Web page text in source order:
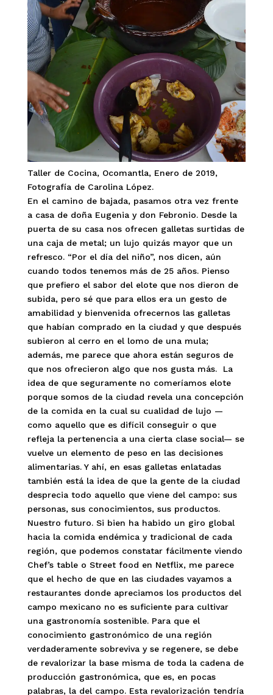
Taller de Cocina, Ocomantla, Enero de 2019,
Fotografía de Carolina López.
En el camino de bajada, pasamos otra vez frente
a casa de doña Eugenia y don Febronio. Desde la
puerta de su casa nos ofrecen galletas surtidas de
una caja de metal; un lujo quizás mayor que un
refresco. “Por el día del niño”, nos dicen, aún
cuando todos tenemos más de 25 años. Pienso
que prefiero el sabor del elote que nos dieron de
subida, pero sé que para ellos era un gesto de
amabilidad y bienvenida ofrecernos las galletas
que habían comprado en la ciudad y que después
subieron al cerro en el lomo de una mula;
además, me parece que ahora están seguros de
que nos ofrecieron algo que nos gusta más. La
idea de que seguramente no comeríamos elote
porque somos de la ciudad revela una concepción
de la comida en la cual su cualidad de lujo —
como aquello que es difícil conseguir o que
refleja la pertenencia a una cierta clase social— se
vuelve un elemento de peso en las decisiones
alimentarias. Y ahí, en esas galletas enlatadas
también está la idea de que la gente de la ciudad
desprecia todo aquello que viene del campo: sus
personas, sus conocimientos, sus productos.
Nuestro futuro. Si bien ha habido un giro global
hacia la comida endémica y tradicional de cada
región, que podemos constatar fácilmente viendo
Chef’s table o Street food en Netflix, me parece
que el hecho de que en las ciudades vayamos a
restaurantes donde apreciamos los productos del
campo mexicano no es suficiente para cultivar
una gastronomía sostenible. Para que el
conocimiento gastronómico de una región
verdaderamente sobreviva y se regenere, se debe
de revalorizar la base misma de toda la cadena de
producción gastronómica, que es, en pocas
palabras, la del campo. Esta revalorización tendría